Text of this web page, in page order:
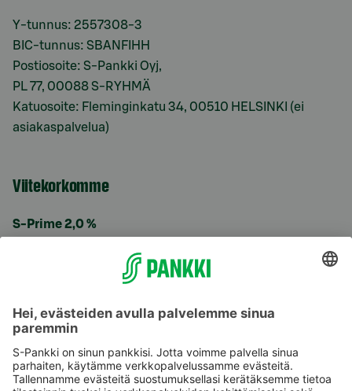
Y-tunnus: 2557308-3
BIC-tunnus: SBANFIHH
Postiosoite: S-Pankki Oyj,
PL 77, 00088 S-RYHMÄ
Katuosoite: Fleminginkatu 34, 00510 HELSINKI (ei
asiakaspalvelua)
Viitekorkomme
S-Prime 2,0 %